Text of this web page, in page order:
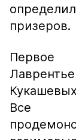
призеров.
Все